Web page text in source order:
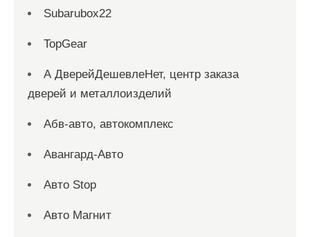
Subarubox22
TopGear
А ДверейДешевлеНет, центр заказа
дверей и металлоизделий
Абв-авто, автокомплекс
Авангард-Авто
Авто Stop
Авто Магнит